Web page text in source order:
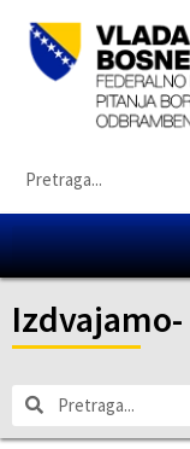
Izdvajamo-